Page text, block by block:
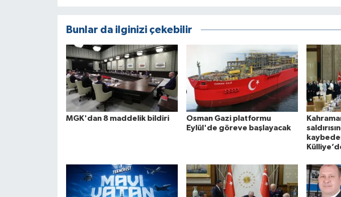
Bunlar da ilginizi çekebilir
MGK'dan 8 maddelik bildiri
Osman Gazi platformu
Eylül'de göreve başlayacak